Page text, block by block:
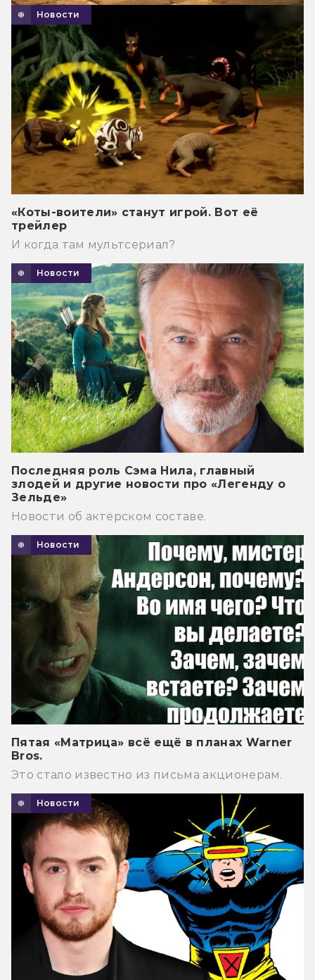
Новости
«Коты-воители» станут игрой. Вот её
трейлер
И когда там мультсериал?
Новости
Последняя роль Сэма Нила, главный
злодей и другие новости про «Легенду о
Зельде»
Новости об актёрском составе.
Новости
Пятая «Матрица» всё ещё в планах Warner
Bros.
Это стало известно из письма акционерам.
Новости